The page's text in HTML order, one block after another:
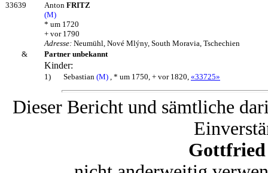
33639 Anton FRITZ
(M)
* um 1720
+ vor 1790
Adresse: Neumühl, Nové Mlýny, South Moravia, Tschechien
&
Partner unbekannt
Kinder:
1) Sebastian (M) , * um 1750, + vor 1820, «33725»
Dieser Bericht und sämtliche
Gottfried